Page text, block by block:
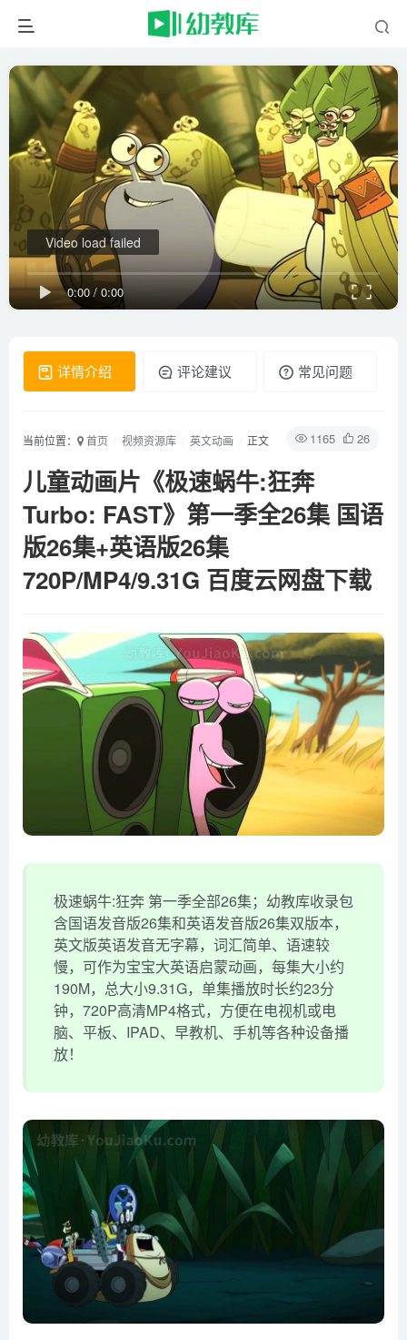
0:00 / 0:00
Video load failed
详情介绍 评论建议 常见问题
1165 26
当前位置： 首页 视频资源库 英文动画 正文
儿童动画片《极速蜗牛:狂奔
Turbo: FAST》第一季全26集 国语
版26集+英语版26集
720P/MP4/9.31G 百度云网盘下载
极速蜗牛:狂奔 第一季全部26集；幼教库收录包
含国语发音版26集和英语发音版26集双版本，
英文版英语发音无字幕，词汇简单、语速较
慢，可作为宝宝大英语启蒙动画，每集大小约
190M，总大小9.31G，单集播放时长约23分
钟，720P高清MP4格式，方便在电视机或电
脑、平板、IPAD、早教机、手机等各种设备播
放！